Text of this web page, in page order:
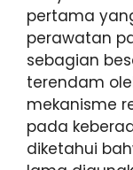
pertama
perawatan
sebagian
terendam
mekanisme
pada
diketahui